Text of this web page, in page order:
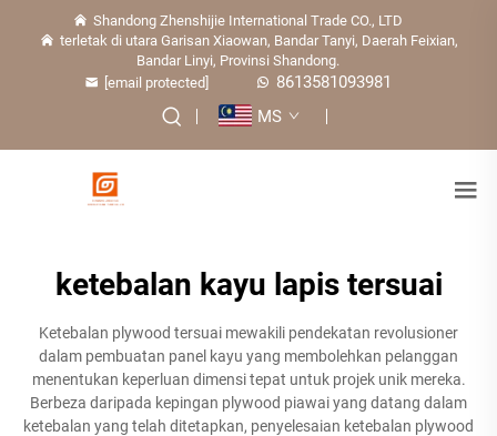
Shandong Zhenshijie International Trade CO., LTD
terletak di utara Garisan Xiaowan, Bandar Tanyi, Daerah Feixian,
Bandar Linyi, Provinsi Shandong.
[email protected]
8613581093981
MS
ketebalan kayu lapis tersuai
Ketebalan plywood tersuai mewakili pendekatan revolusioner
dalam pembuatan panel kayu yang membolehkan pelanggan
menentukan keperluan dimensi tepat untuk projek unik mereka.
Berbeza daripada kepingan plywood piawai yang datang dalam
ketebalan yang telah ditetapkan, penyelesaian ketebalan plywood